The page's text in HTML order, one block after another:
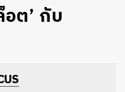
ต’ กับ